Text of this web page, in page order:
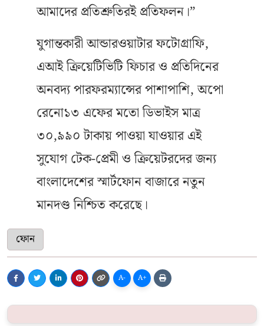
আমাদের প্রতিশ্রুতিরই প্রতিফলন।”
যুগান্তকারী আন্ডারওয়াটার ফটোগ্রাফি,
এআই ক্রিয়েটিভিটি ফিচার ও প্রতিদিনের
অনবদ্য পারফরম্যান্সের পাশাপাশি, অপো
রেনো১৩ এফের মতো ডিভাইস মাত্র
৩০,৯৯০ টাকায় পাওয়া যাওয়ার এই
সুযোগ টেক-প্রেমী ও ক্রিয়েটরদের জন্য
বাংলাদেশের স্মার্টফোন বাজারে নতুন
মানদণ্ড নিশ্চিত করেছে।
ফোন
A- A+